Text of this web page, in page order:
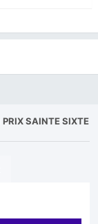
PRIX SAINTE SIXTE